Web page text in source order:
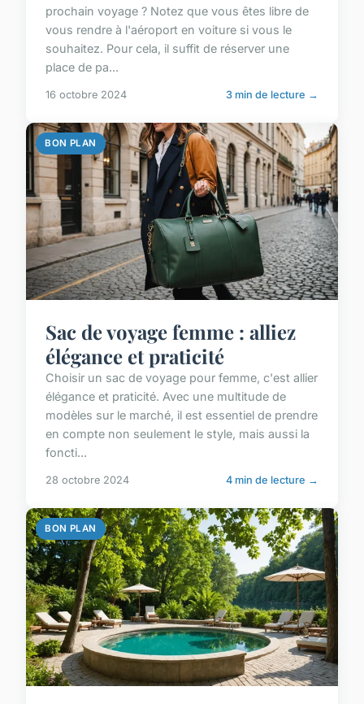
prochain voyage ? Notez que vous êtes libre de
vous rendre à l'aéroport en voiture si vous le
souhaitez. Pour cela, il suffit de réserver une
place de pa...
16 octobre 2024 3 min de lecture →
BON PLAN
Sac de voyage femme : alliez
élégance et praticité
Choisir un sac de voyage pour femme, c'est allier
élégance et praticité. Avec une multitude de
modèles sur le marché, il est essentiel de prendre
en compte non seulement le style, mais aussi la
foncti...
28 octobre 2024 4 min de lecture →
BON PLAN